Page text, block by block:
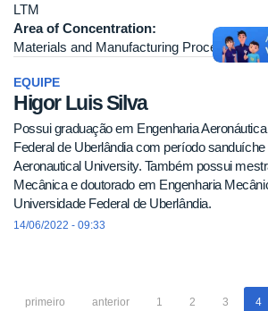
LTM
Area of Concentration:
Materials and Manufacturing Processes
EQUIPE
Higor Luis Silva
Possui graduação em Engenharia
Federal de Uberlândia com período
Aeronautical University. Também possui
Mecânica e doutorado em Engenharia
Universidade Federal de Uberlândia.
14/06/2022 - 09:33
primeiro anterior 1 2 3 4